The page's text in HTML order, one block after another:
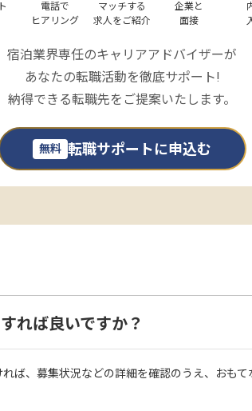
電話で
ヒアリング
マッチする
求人をご紹介
企業と
面接
宿泊業界専任のキャリアアドバイザーが
あなたの転職活動を徹底サポート!
納得できる転職先をご提案いたします。
無料 転職サポートに申込む
れば良いですか？
ば、募集状況などの詳細を確認のうえ、おもて